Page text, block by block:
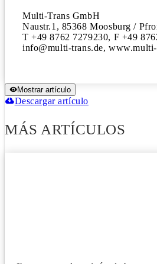
Multi-Trans GmbH
Naustr.1, 85368 Moosburg /
T +49 8762 7279230, F +49
info@multi-trans.de, www.multi-
Mostrar artículo
Descargar artículo
MÁS ARTÍCULOS